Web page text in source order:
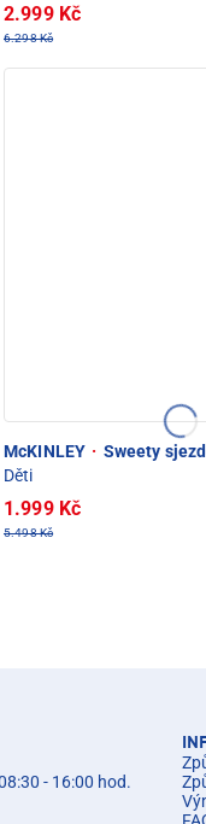
2.999 Kč
6.298 Kč
McKINLEY · Sweety
Děti
1.999 Kč
5.498 Kč
- 16:00 hod.